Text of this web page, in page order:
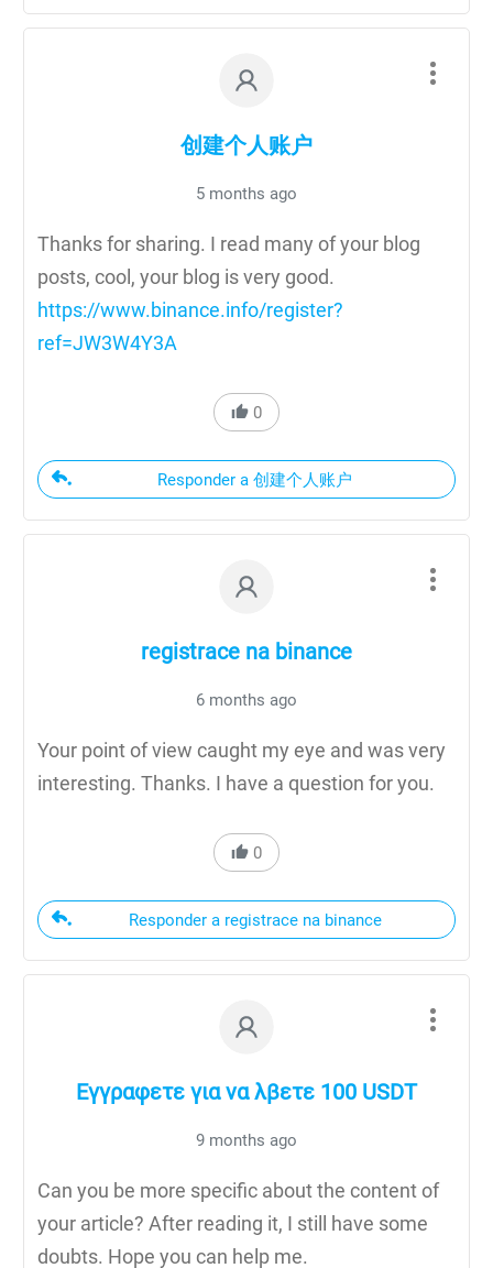
创建个人账户
5 months ago
Thanks for sharing. I read many of your blog
posts, cool, your blog is very good.
https://www.binance.info/register?
ref=JW3W4Y3A
0
Responder a 创建个人账户
registrace na binance
6 months ago
Your point of view caught my eye and was very
interesting. Thanks. I have a question for you.
0
Responder a registrace na binance
Εγγραφετε για να λβετε 100 USDT
9 months ago
Can you be more specific about the content of
your article? After reading it, I still have some
doubts. Hope you can help me.